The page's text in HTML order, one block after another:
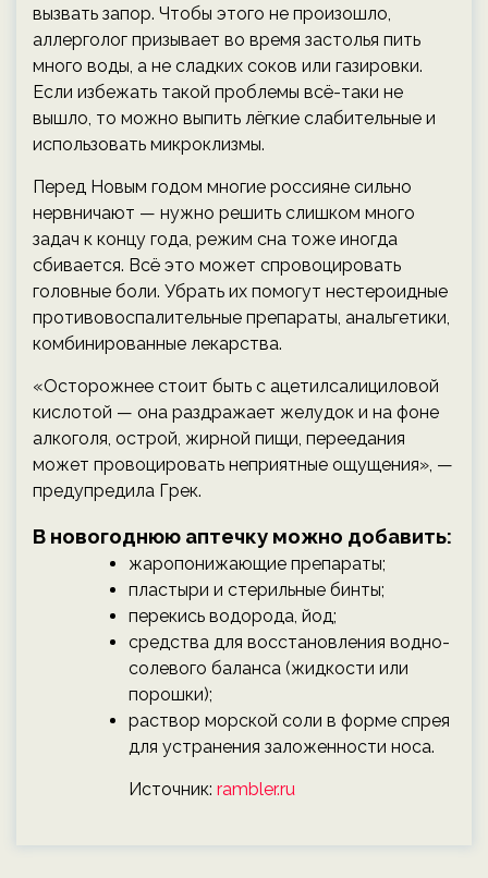
вызвать запор. Чтобы этого не произошло,
аллерголог призывает во время застолья пить
много воды, а не сладких соков или газировки.
Если избежать такой проблемы всё-таки не
вышло, то можно выпить лёгкие слабительные и
использовать микроклизмы.
Перед Новым годом многие россияне сильно
нервничают — нужно решить слишком много
задач к концу года, режим сна тоже иногда
сбивается. Всё это может спровоцировать
головные боли. Убрать их помогут нестероидные
противовоспалительные препараты, анальгетики,
комбинированные лекарства.
«Осторожнее стоит быть с ацетилсалициловой
кислотой — она раздражает желудок и на фоне
алкоголя, острой, жирной пищи, переедания
может провоцировать неприятные ощущения», —
предупредила Грек.
В новогоднюю аптечку можно добавить:
жаропонижающие препараты;
пластыри и стерильные бинты;
перекись водорода, йод;
средства для восстановления водно-
солевого баланса (жидкости или
порошки);
раствор морской соли в форме спрея
для устранения заложенности носа.
Источник: rambler.ru